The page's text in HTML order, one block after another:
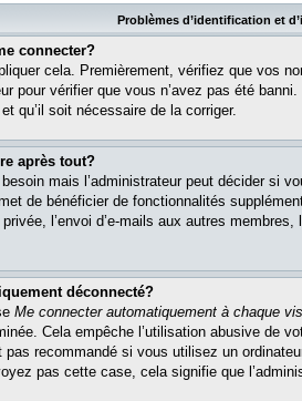
Problèmes d’identification et
connecter?
cela. Premièrement, vérifiez que vos
pour vérifier que vous n’avez pas été
qu’il soit nécessaire de la corriger.
après tout?
mais l’administrateur peut décider si
de bénéficier de fonctionnalités
l’envoi d’e-mails aux autres
déconnecté?
Me connecter automatiquement à chaque
Cela empêche l’utilisation abusive de
pas recommandé si vous utilisez un
pas cette case, cela signifie que